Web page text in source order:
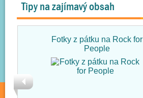
Tipy na zajímavý obsah
Fotky z pátku na Rock for
People